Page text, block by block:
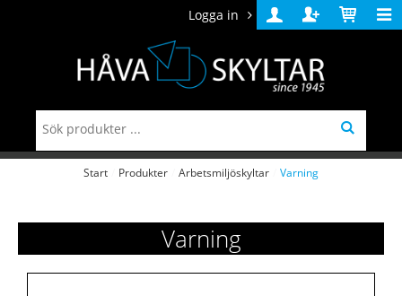
Logga in
Logga
in
Skapa
konto
Varukorg
Start Produkter Arbetsmiljöskyltar Varning
Varning